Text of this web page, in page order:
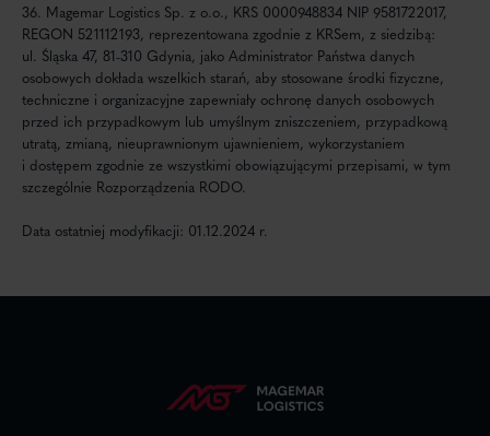
36. Magemar Logistics Sp. z o.o., KRS 0000948834 NIP 9581722017,
REGON 521112193, reprezentowana zgodnie z KRSem, z siedzibą:
ul. Śląska 47, 81-310 Gdynia, jako Administrator Państwa danych
osobowych dokłada wszelkich starań, aby stosowane środki fizyczne,
techniczne i organizacyjne zapewniały ochronę danych osobowych
przed ich przypadkowym lub umyślnym zniszczeniem, przypadkową
utratą, zmianą, nieuprawnionym ujawnieniem, wykorzystaniem
i dostępem zgodnie ze wszystkimi obowiązującymi przepisami, w tym
szczególnie Rozporządzenia RODO.
Data ostatniej modyfikacji: 01.12.2024 r.